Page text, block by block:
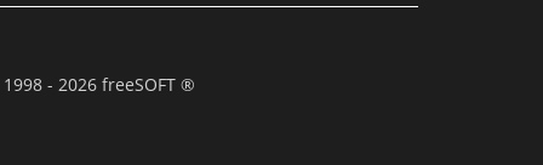
- 2026 freeSOFT ®